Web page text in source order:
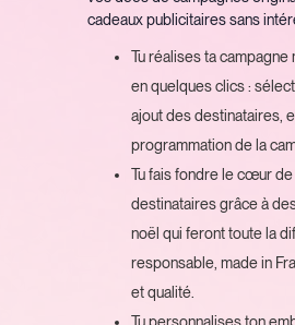
cadeaux publicitaires sans
Tu réalises ta campagne
en quelques clics :
ajout des destinataires,
programmation de la
Tu fais fondre le cœur
destinataires grâce à
noël qui feront toute la
responsable, made in
et qualité.
Tu personnalises ton